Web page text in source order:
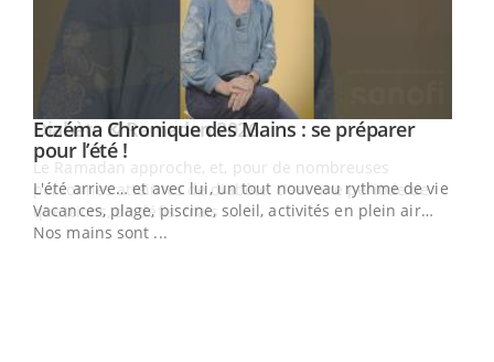
Youtube
Diabète & Ramadan 2026Youtube
Le Ramadan approche, et, pour de nombreuses
personnes atteintes de diabète, c'est une période de
questions, de défis, mais ...